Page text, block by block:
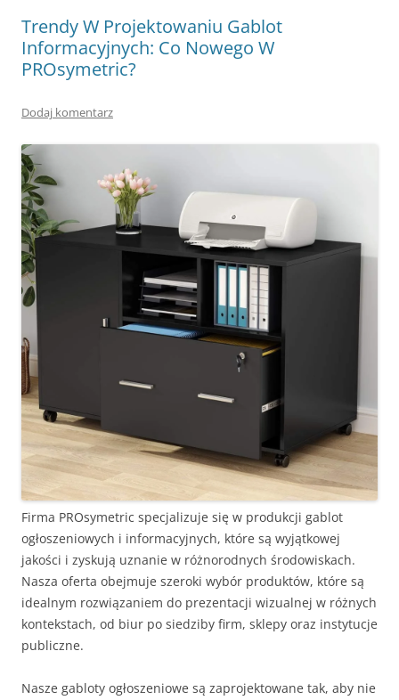
Trendy W Projektowaniu Gablot
Informacyjnych: Co Nowego W
PROsymetric?
Dodaj komentarz
Firma PROsymetric specjalizuje się w produkcji gablot
ogłoszeniowych i informacyjnych, które są wyjątkowej
jakości i zyskują uznanie w różnorodnych środowiskach.
Nasza oferta obejmuje szeroki wybór produktów, które są
idealnym rozwiązaniem do prezentacji wizualnej w różnych
kontekstach, od biur po siedziby firm, sklepy oraz instytucje
publiczne.
Nasze gabloty ogłoszeniowe są zaprojektowane tak, aby nie